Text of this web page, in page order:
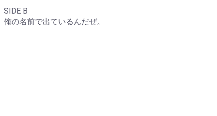
SIDE B
俺の名前で出ているんだぜ。